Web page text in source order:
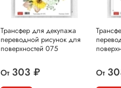
Трансфер для декупажа
переводной рисунок для
поверхностей 075
От 303 ₽ От